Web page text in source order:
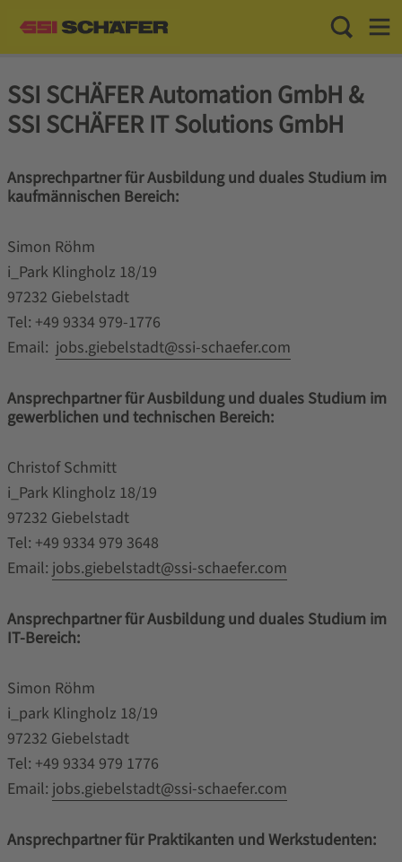
Toggle
SSI SCHÄFER Automation GmbH &
SSI SCHÄFER IT Solutions GmbH
Ansprechpartner für Ausbildung und duales Studium im
kaufmännischen Bereich:
Simon Röhm
i_Park Klingholz 18/19
97232 Giebelstadt
Tel: +49 9334 979-1776
Email: jobs.giebelstadt@ssi-schaefer.com
Ansprechpartner für Ausbildung und duales Studium im
gewerblichen und technischen Bereich:
Christof Schmitt
i_Park Klingholz 18/19
97232 Giebelstadt
Tel: +49 9334 979 3648
Email: jobs.giebelstadt@ssi-schaefer.com
Ansprechpartner für Ausbildung und duales Studium im
IT-Bereich:
Simon Röhm
i_park Klingholz 18/19
97232 Giebelstadt
Tel: +49 9334 979 1776
Email: jobs.giebelstadt@ssi-schaefer.com
Ansprechpartner für Praktikanten und Werkstudenten: